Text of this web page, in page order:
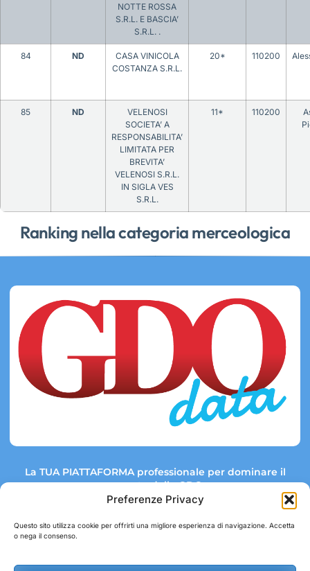
Preferenze Privacy
Questo sito utilizza cookie per offrirti una migliore esperienza di navigazione. Accetta
o nega il consenso.
Ranking nella categoria merceologica
NOTTE ROSSA
S.R.L. E BASCIA’
S.R.L. .
84 ND
CASA VINICOLA
COSTANZA S.R.L.
20* 110200
85 ND
VELENOSI
SOCIETA’ A
RESPONSABILITA’
LIMITATA PER
BREVITA’
VELENOSI S.R.L.
IN SIGLA VES
S.R.L.
11* 110200
La TUA PIATTAFORMA professionale per dominare il
mercato della GDO.
Link rapidi: